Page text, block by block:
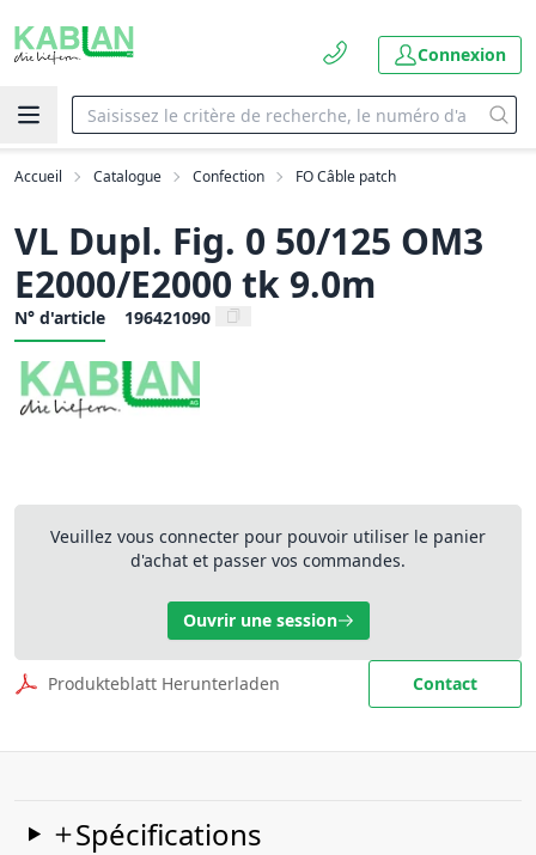
Connexion
Accueil Catalogue Confection FO Câble patch
VL Dupl. Fig. 0 50/125 OM3
E2000/E2000 tk 9.0m
N° d'article 196421090
Veuillez vous connecter pour pouvoir utiliser le panier
d'achat et passer vos commandes.
Ouvrir une session
Produkteblatt Herunterladen Contact
Spécifications